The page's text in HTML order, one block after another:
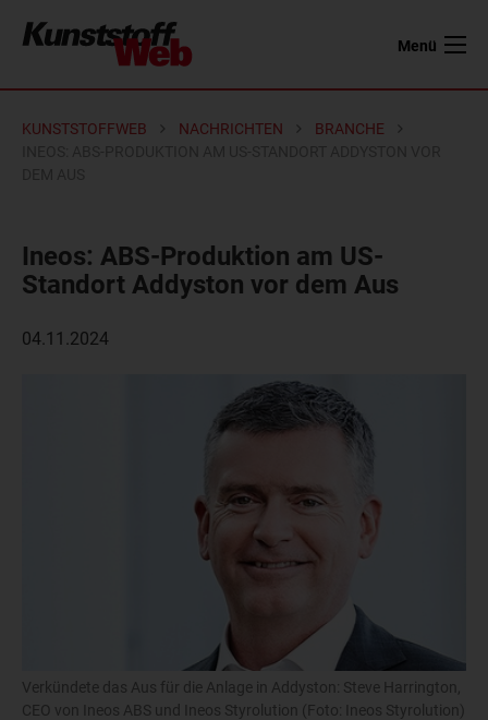
Menü
KUNSTSTOFFWEB NACHRICHTEN
BRANCHE
Ineos: ABS-Produktion am US-
Standort Addyston vor dem Aus
04.11.2024
Verkündete das Aus für die Anlage in Addyston: Steve Harrington,
CEO von Ineos ABS und Ineos Styrolution (Foto: Ineos Styrolution)